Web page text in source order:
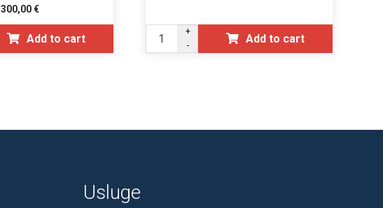
300,00€
Add to cart
+
-
Add to cart
Usluge